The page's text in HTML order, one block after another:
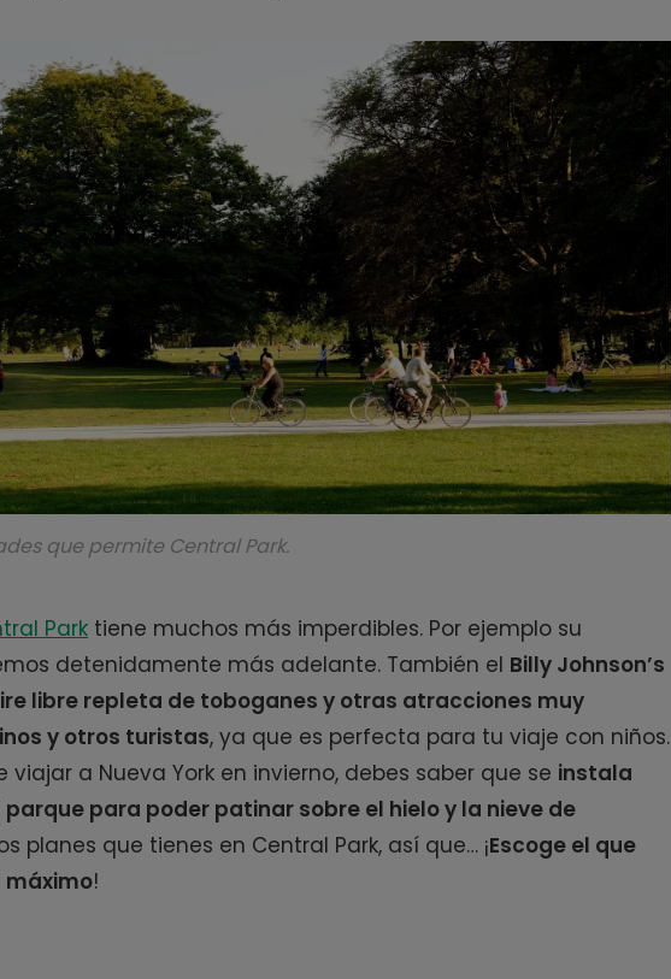
que permite Central Park.
Park tiene muchos más imperdibles. Por ejemplo su
detenidamente más adelante. También el Billy Johnson’s
libre repleta de toboganes y otras atracciones muy
y otros turistas, ya que es perfecta para tu viaje con niños.
a Nueva York en invierno, debes saber que se instala
para poder patinar sobre el hielo y la nieve de
planes que tienes en Central Park, así que… ¡Escoge el que
!